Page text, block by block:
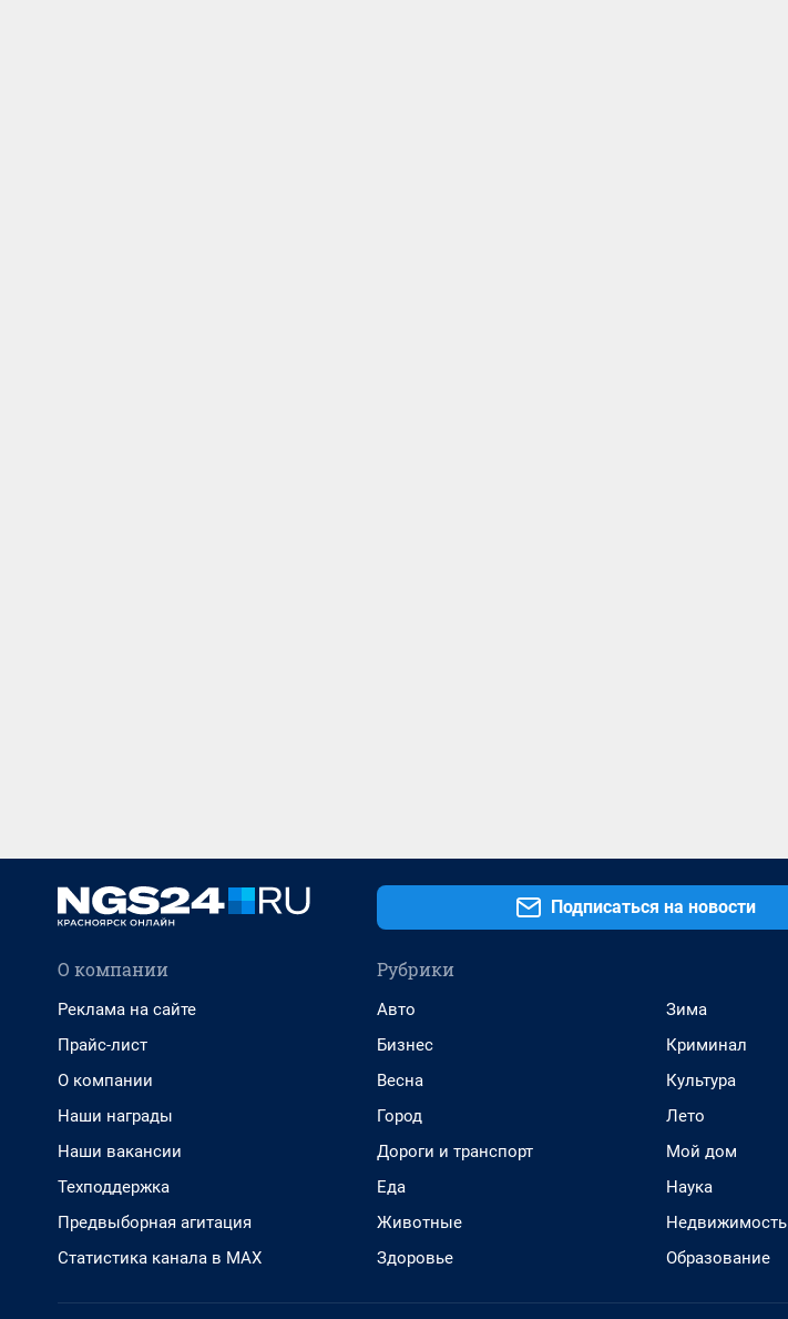
Подписаться на новости
О компании
Реклама на сайте
Прайс-лист
О компании
Наши награды
Наши вакансии
Техподдержка
Предвыборная агитация
Статистика канала в MAX
Рубрики
Авто
Бизнес
Весна
Город
Дороги и транспорт
Еда
Животные
Здоровье
Зима
Криминал
Культура
Лето
Мой дом
Наука
Недвижимость
Образование